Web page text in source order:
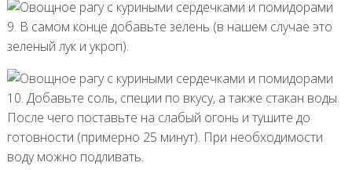
9. В самом конце добавьте зелень (в нашем случае это
зеленый лук и укроп).
10. Добавьте соль, специи по вкусу, а также стакан воды.
После чего поставьте на слабый огонь и тушите до
готовности (примерно 25 минут). При необходимости
воду можно подливать.